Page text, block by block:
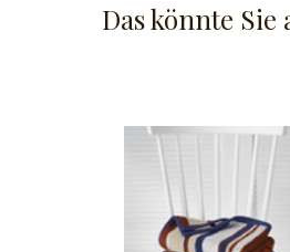
Das könnte